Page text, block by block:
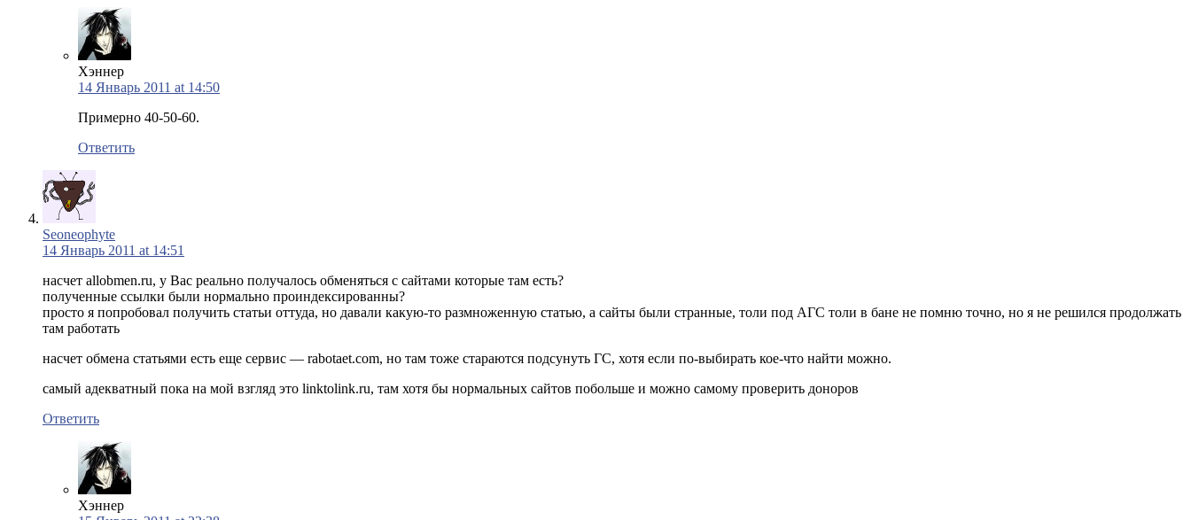
Хэннер
14 Январь 2011 at 14:50
Примерно 40-50-60.
Ответить
Seoneophyte
14 Январь 2011 at 14:51
насчет allobmen.ru, у Вас реально получалось обменяться с сайтами которые там есть?
полученные ссылки были нормально проиндексированны?
просто я попробовал получить статьи оттуда, но давали какую-то размноженную статью, а сайты были странные, толи под АГС толи в бане не помню точно, но я не решился продолжать
там работать
насчет обмена статьями есть еще сервис — rabotaet.com, но там тоже стараются подсунуть ГС, хотя если по-выбирать кое-что найти можно.
самый адекватный пока на мой взгляд это linktolink.ru, там хотя бы нормальных сайтов побольше и можно самому проверить доноров
Ответить
Хэннер